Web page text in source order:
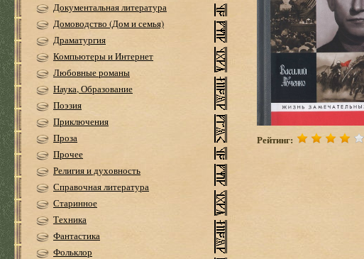
Документальная литература
Домоводство (Дом и семья)
Драматургия
Компьютеры и Интернет
Любовные романы
Наука, Образование
Поэзия
Приключения
Проза
Прочее
Религия и духовность
Справочная литература
Старинное
Техника
Фантастика
Фольклор
Рейтинг: